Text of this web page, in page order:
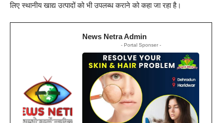
लिए स्थानीय खाद्य उत्पादों को भी उपलब्ध कराने को कहा जा रहा है।
News Netra Admin
- Portal Sponser -